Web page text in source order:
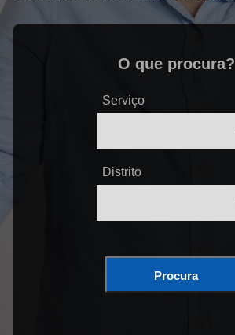
O que procura?
Serviço
Distrito
Procura